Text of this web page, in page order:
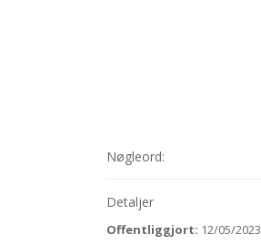
Nøgleord:
Detaljer
Offentliggjort: 12/05/2023